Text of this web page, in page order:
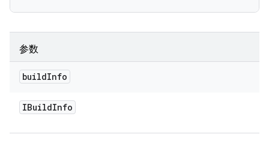
参数
buildInfo
IBuildInfo